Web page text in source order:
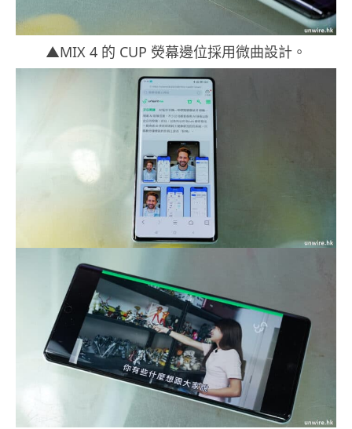
▲MIX 4 的 CUP 熒幕邊位採用微曲設計。